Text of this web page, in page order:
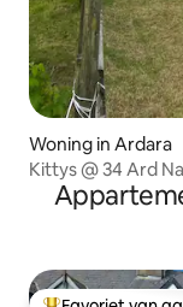
Woning in Ardara
Kittys @ 34 Ard